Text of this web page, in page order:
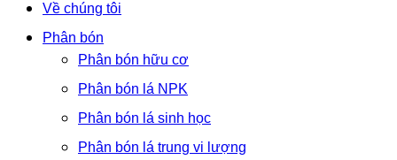
Về chúng tôi
Phân bón
Phân bón hữu cơ
Phân bón lá NPK
Phân bón lá sinh học
Phân bón lá trung vi lượng